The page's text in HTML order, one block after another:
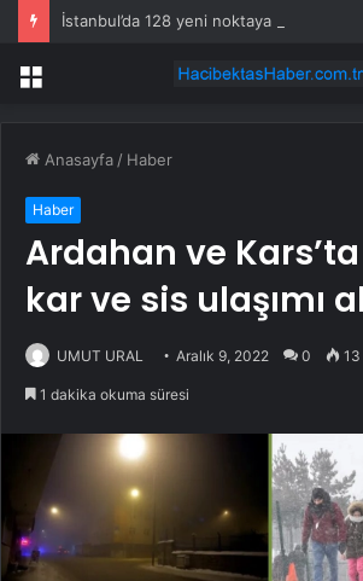
İstanbul’da 128 yeni noktaya daha EDS
Menü
Anasayfa / Haber
Haber
Ardahan ve
kar ve sis ulaşımı
UMUT URAL Aralık 9, 2022 0 13
1 dakika okuma süresi